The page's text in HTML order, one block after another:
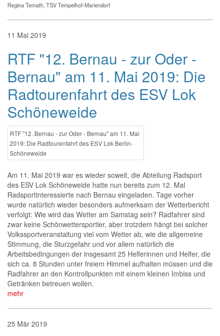
Regina Temath, TSV Tempelhof-Mariendorf
11 Mai 2019
RTF "12. Bernau - zur Oder -
Bernau" am 11. Mai 2019: Die
Radtourenfahrt des ESV Lok
Schöneweide
RTF "12. Bernau - zur Oder - Bernau" am 11. Mai
2019: Die Radtourenfahrt des ESV Lok Berlin-
Schöneweide
Am 11. Mai 2019 war es wieder soweit, die Abteilung Radsport
des ESV Lok Schöneweide hatte nun bereits zum 12. Mal
Radsportinteressierte nach Bernau eingeladen. Tage vorher
wurde natürlich wieder besonders aufmerksam der Wetterbericht
verfolgt: Wie wird das Wetter am Samstag sein? Radfahrer sind
zwar keine Schönwettersportler, aber trotzdem hängt bei solcher
Volkssportveranstaltung viel vom Wetter ab, wie die allgemeine
Stimmung, die Sturzgefahr und vor allem natürlich die
Arbeitsbedingungen der insgesamt 25 Helferinnen und Helfer, die
sich ca. 8 Stunden unter freiem Himmel aufhalten müssen und die
Radfahrer an den Kontrollpunkten mit einem kleinen Imbiss und
Getränken betreuen wollen.
mehr
25 Mär 2019